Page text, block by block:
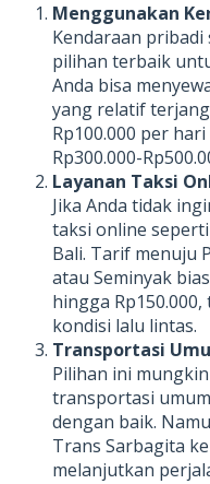
Menggunakan
Kendaraan
pilihan terbaik
Anda bisa
yang relatif
Rp100.000 per
Rp300.000-
Layanan Taksi
Jika Anda tidak
taksi online
Bali. Tarif menuju
atau Seminyak
hingga
kondisi lalu lintas.
Transportasi
Pilihan ini
transportasi
dengan baik.
Trans Sarbagita
melanjutkan